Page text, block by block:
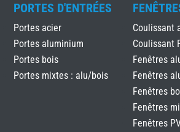
PORTES D'ENTRÉES
Portes acier
Portes aluminium
Portes bois
Portes mixtes : alu/bois
Coulissant
Coulissant
Fenêtres
Fenêtres
Fenêtres
Fenêtres
Fenêtres